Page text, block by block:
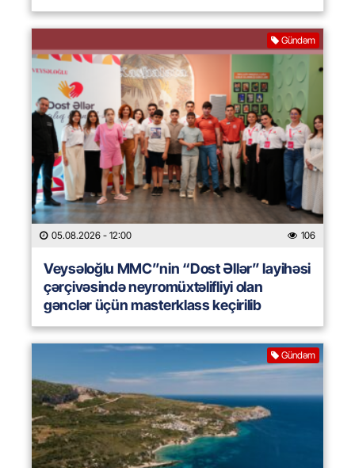
Gündəm
05.08.2026 - 12:00 106
Veysəloğlu MMC”nin “Dost Əllər” layihəsi
çərçivəsində neyromüxtəlifliyi olan
gənclər üçün masterklass keçirilib
Gündəm